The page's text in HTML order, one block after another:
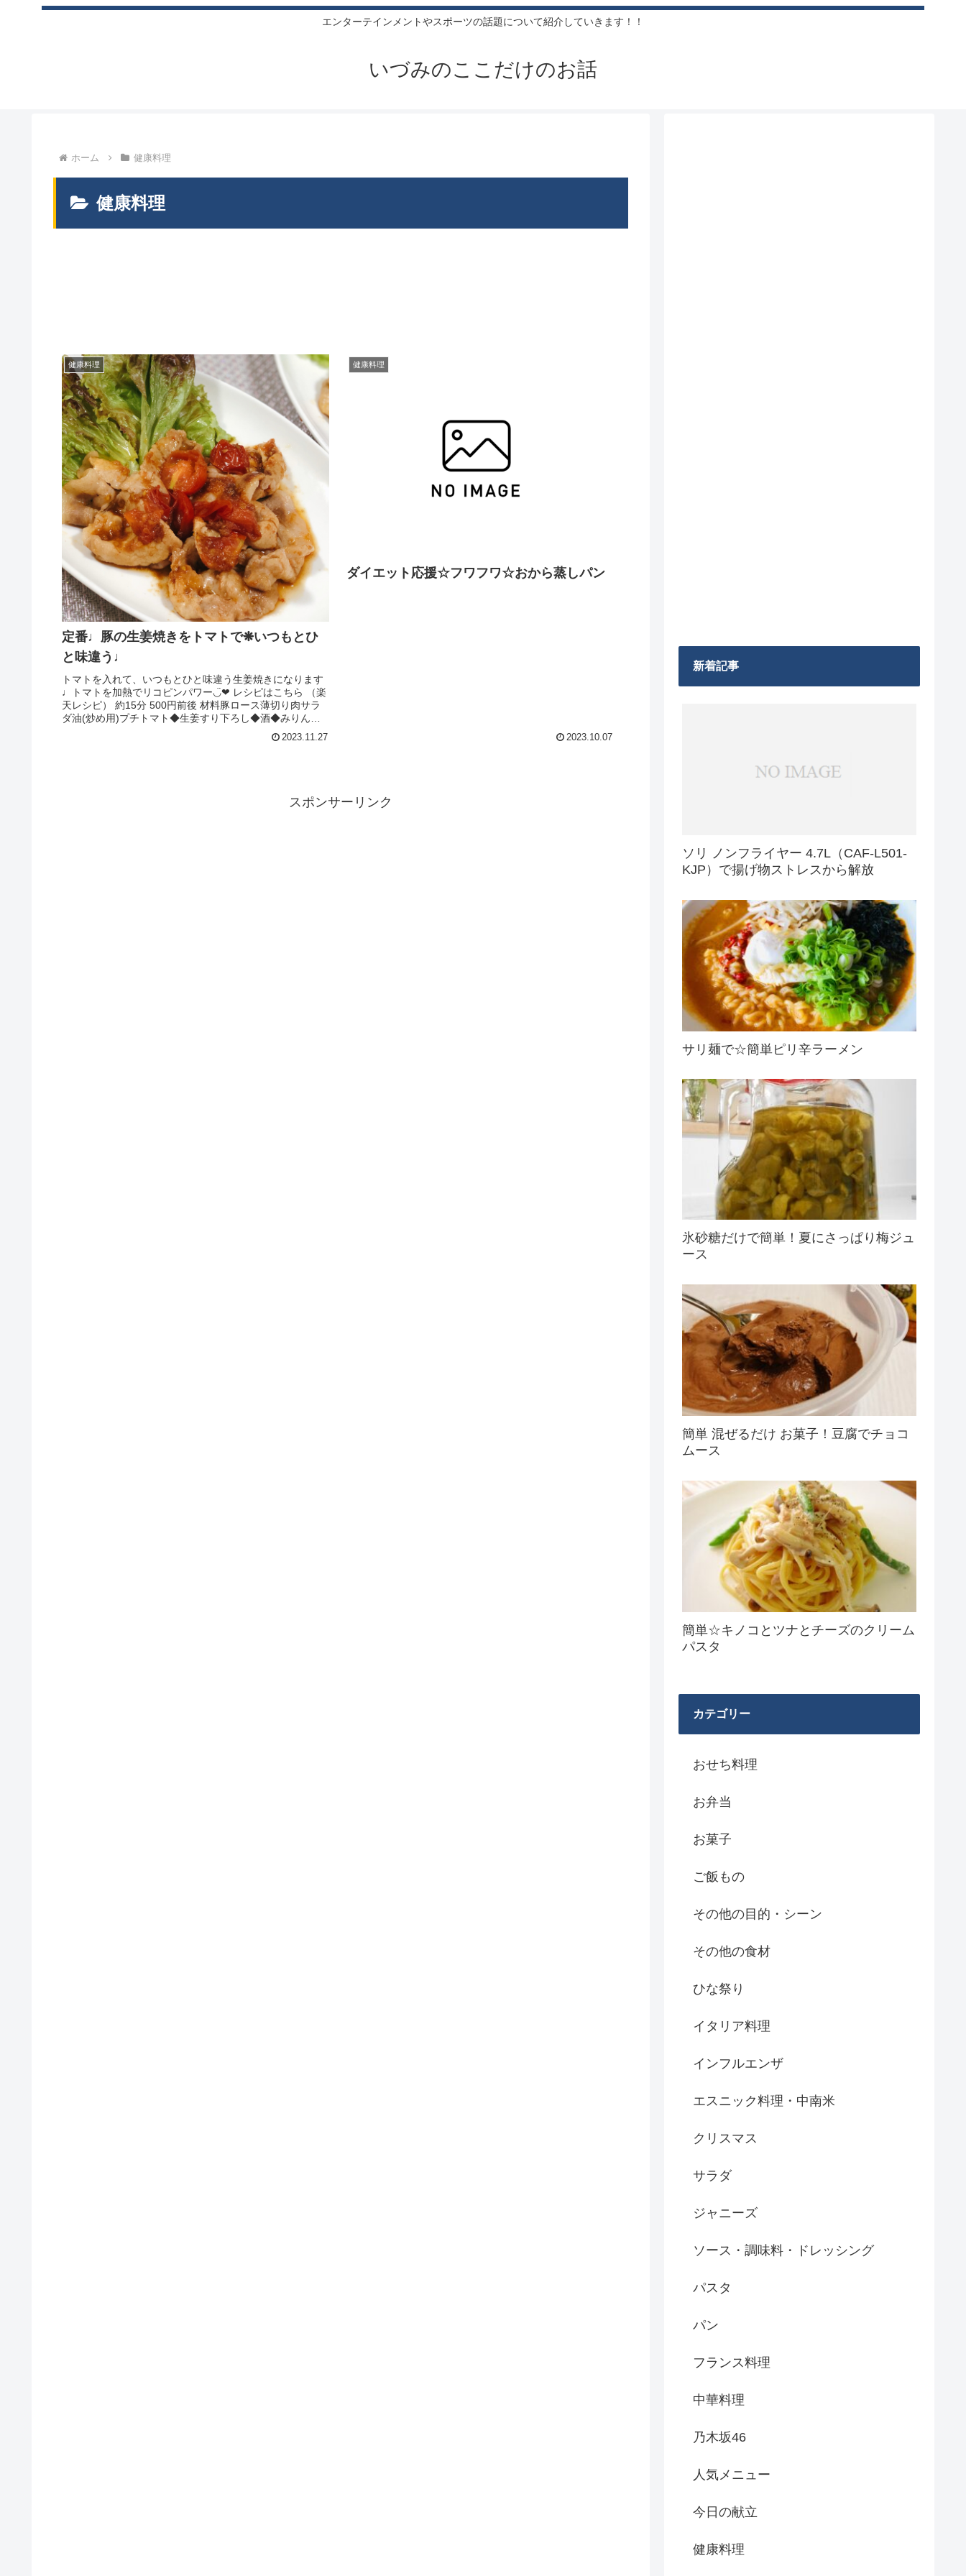
エンターテインメントやスポーツの話題について紹介していきます！！
いづみのここだけのお話
ホーム 健康料理
健康料理
健康料理
定番♩豚の生姜焼きをトマトで❋いつもとひ
と味違う♩
トマトを入れて、いつもとひと味違う生姜焼きになります
♩トマトを加熱でリコピンパワー◡̈❤︎ レシピはこちら （楽
天レシピ） 約15分 500円前後 材料豚ロース薄切り肉サラ
ダ油(炒め用)プチトマト◆生姜すり下ろし◆酒◆みりん◆
2023.11.27
健康料理
ダイエット応援☆フワフワ☆おから蒸しパン
2023.10.07
スポンサーリンク
新着記事
ソリ ノンフライヤー 4.7L（CAF-L501-
KJP）で揚げ物ストレスから解放
サリ麺で☆簡単ピリ辛ラーメン
氷砂糖だけで簡単！夏にさっぱり梅ジュ
ース
簡単 混ぜるだけ お菓子！豆腐でチョコ
ムース
簡単☆キノコとツナとチーズのクリーム
パスタ
カテゴリー
おせち料理
お弁当
お菓子
ご飯もの
その他の目的・シーン
その他の食材
ひな祭り
イタリア料理
インフルエンザ
エスニック料理・中南米
クリスマス
サラダ
ジャニーズ
ソース・調味料・ドレッシング
パスタ
パン
フランス料理
中華料理
乃木坂46
人気メニュー
今日の献立
健康料理